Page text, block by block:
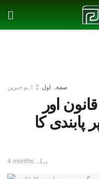
صفحہ اول اہم خبریں
اور
کا
4 months پہلے